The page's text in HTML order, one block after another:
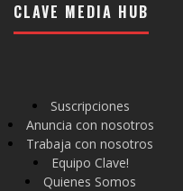
CLAVE MEDIA HUB
Suscripciones
Anuncia con nosotros
Trabaja con nosotros
Equipo Clave!
Quienes Somos